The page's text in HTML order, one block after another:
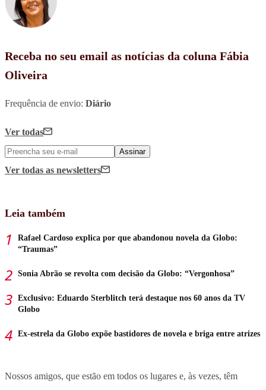
Receba no seu email as notícias da coluna Fábia
Oliveira
Frequência de envio: Diário
Ver todas
Assinar
Ver todas as newsletters
Leia também
Rafael Cardoso explica por que abandonou novela da Globo:
“Traumas”
Sonia Abrão se revolta com decisão da Globo: “Vergonhosa”
Exclusivo: Eduardo Sterblitch terá destaque nos 60 anos da TV
Globo
Ex-estrela da Globo expõe bastidores de novela e briga entre atrizes
Nossos amigos, que estão em todos os lugares e, às vezes, têm